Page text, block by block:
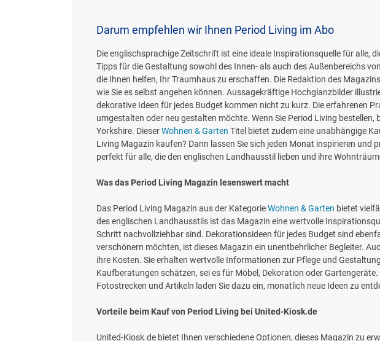
Darum empfehlen wir Ihnen Period Living im Abo
Die englischsprachige Zeitschrift ist eine ideale Inspirationsquelle für alle,
Tipps für die Gestaltung sowohl des Innen- als auch des Außenbereichs
die Ihnen helfen, Ihr Traumhaus zu erschaffen. Die Redaktion des
wie Sie es selbst angehen können. Aussagekräftige Hochglanzbilder
dekorative Ideen für jedes Budget kommen nicht zu kurz. Die erfahrenen
umgestalten oder neu gestalten möchte. Wenn Sie Period Living
Yorkshire. DieserWohnen & Garten Titel bietet zudem eine unabhängige
Living Magazin kaufen? Dann lassen Sie sich jeden Monat inspirieren
perfekt für alle, die den englischen Landhausstil lieben und ihre
Was das Period Living Magazin lesenswert macht
Das Period Living Magazin aus der KategorieWohnen & Garten bietet
des englischen Landhausstils ist das Magazin eine wertvolle
Schritt nachvollziehbar sind. Dekorationsideen für jedes Budget sind
verschönern möchten, ist dieses Magazin ein unentbehrlicher Begleiter.
ihre Kosten. Sie erhalten wertvolle Informationen zur Pflege und
Kaufberatungen schätzen, sei es für Möbel, Dekoration oder
Fotostrecken und Artikeln laden Sie dazu ein, monatlich neue Ideen zu
Vorteile beim Kauf von Period Living bei United-Kiosk.de
United-Kiosk.de bietet Ihnen verschiedene Optionen, dieses Magazin zu